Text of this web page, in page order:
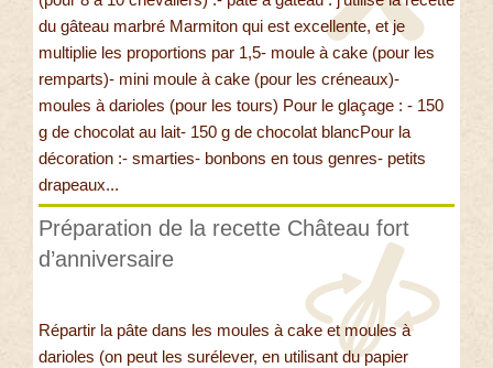
du gâteau marbré Marmiton qui est excellente, et je
multiplie les proportions par 1,5- moule à cake (pour les
remparts)- mini moule à cake (pour les créneaux)-
moules à darioles (pour les tours) Pour le glaçage : - 150
g de chocolat au lait- 150 g de chocolat blancPour la
décoration :- smarties- bonbons en tous genres- petits
drapeaux...
Préparation de la recette Château fort
d’anniversaire
Répartir la pâte dans les moules à cake et moules à
darioles (on peut les surélever, en utilisant du papier